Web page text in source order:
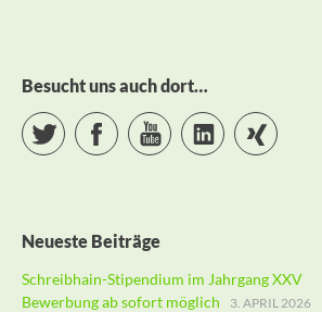
Besucht uns auch dort…
Twitter FacebookYouTubeLinkedInXing
Neueste Beiträge
Schreibhain-Stipendium im Jahrgang XXV
Bewerbung ab sofort möglich
3. APRIL 2026